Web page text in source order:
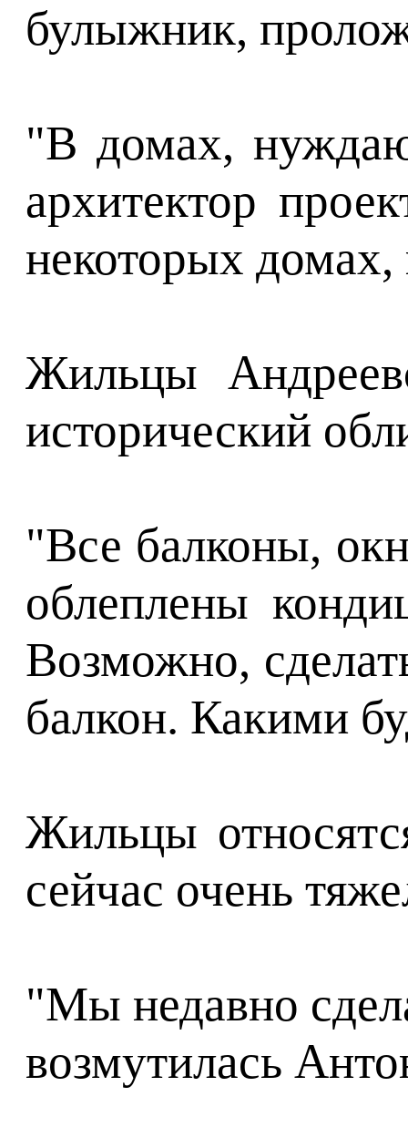
булыжник,
"В домах,
архитектор
некоторых
Жильцы
исторический
"Все балконы,
облеплены
Возможно,
балкон. Какими
Жильцы
сейчас очень
"Мы недавно
возмутилась